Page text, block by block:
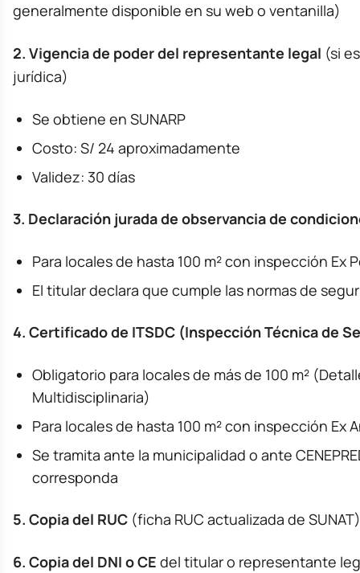
generalmente disponible en su web o ventanilla)
2. Vigencia de poder del representante legal (si
jurídica)
Se obtiene en SUNARP
Costo: S/ 24 aproximadamente
Validez: 30 días
3. Declaración jurada de observancia de
Para locales de hasta 100 m² con inspección Ex
El titular declara que cumple las normas de
4. Certificado de ITSDC (Inspección Técnica de
Obligatorio para locales de más de 100 m²
Multidisciplinaria)
Para locales de hasta 100 m² con inspección Ex
Se tramita ante la municipalidad o ante
corresponda
5. Copia del RUC (ficha RUC actualizada de SUNAT)
6. Copia del DNI o CE del titular o representante